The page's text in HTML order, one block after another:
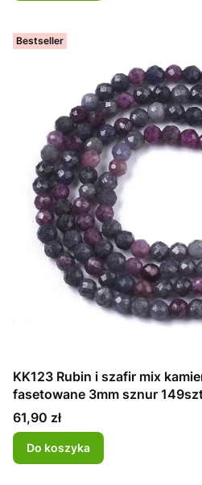
Bestseller
KK123 Rubin i szafir mix
fasetowane 3mm sznur
Cena
61,90 zł
Do koszyka